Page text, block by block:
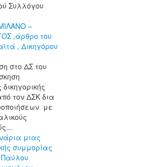
Συλλόγου
–
,άρθρο του
, Δικηγόρου
στο ΔΣ του
τον ΔΣΚ δια
με
μιας
συμμορίας